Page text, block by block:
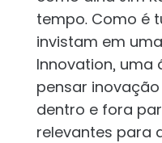
tempo. Como é
invistam em
Innovation, uma
pensar
dentro e fora
relevantes para